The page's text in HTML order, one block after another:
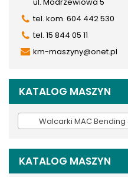
tel. kom. 604 442 530
tel. 15 844 05 11
km-maszyny@onet.pl
KATALOG MASZYN
Walcarki MAC Bending
KATALOG MASZYN